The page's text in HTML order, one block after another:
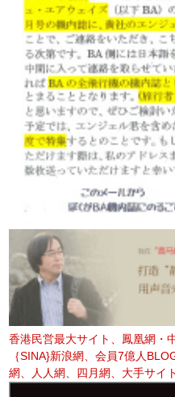
香港民営最大サイト、鳳凰網・
｛SINA}新浪網、会員7億人
網、人人網、四月網、大手サイ